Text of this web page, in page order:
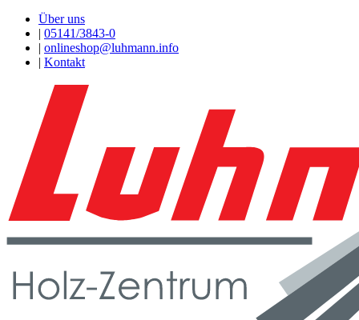
Über uns
| 05141/3843-0
| onlineshop@luhmann.info
| Kontakt